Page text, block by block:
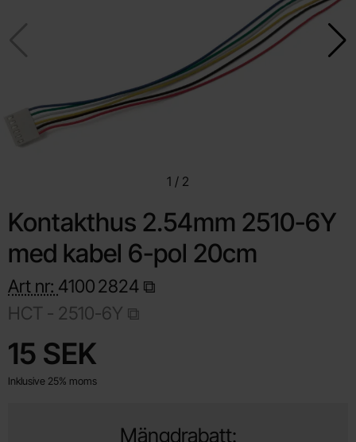
1 / 2
Kontakthus 2.54mm 2510-6Y
med kabel 6-pol 20cm
Art nr: 41002824
HCT - 2510-6Y
pris
15 SEK
Inklusive 25% moms
Mängdrabatt: